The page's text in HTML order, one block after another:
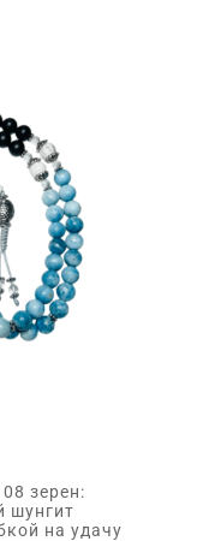
зерен:
шунгит
на удачу